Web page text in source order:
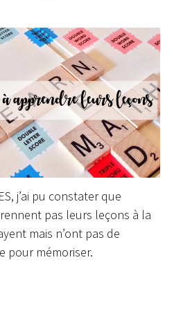
j’ai pu constater que
pas leurs leçons à la
mais n’ont pas de
pour mémoriser.